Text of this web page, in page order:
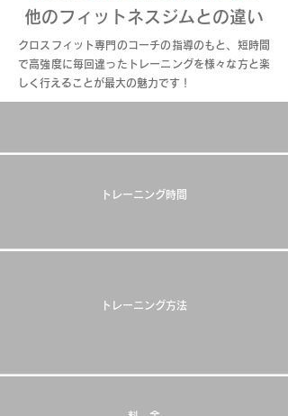
他のフィットネスジムとの違い
クロスフィット専門のコーチの指導のもと、短時間
で高強度に毎回違ったトレーニングを様々な方と楽
しく行えることが最大の魅力です！
トレーニング時間
トレーニング方法